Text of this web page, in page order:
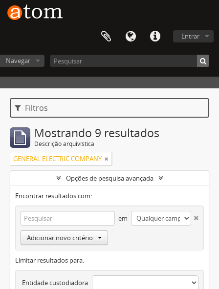
Entrar
Navegar
Filtros
Mostrando 9 resultados
Descrição arquivística
GENERAL ELECTRIC COMPANY
Opções de pesquisa avançada
Encontrar resultados com:
em
Adicionar novo critério
Limitar resultados para:
Entidade custodiadora